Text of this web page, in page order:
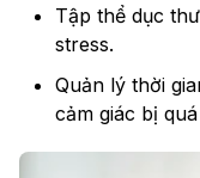
Tập thể dục
stress.
Quản lý thời
cảm giác bị quá